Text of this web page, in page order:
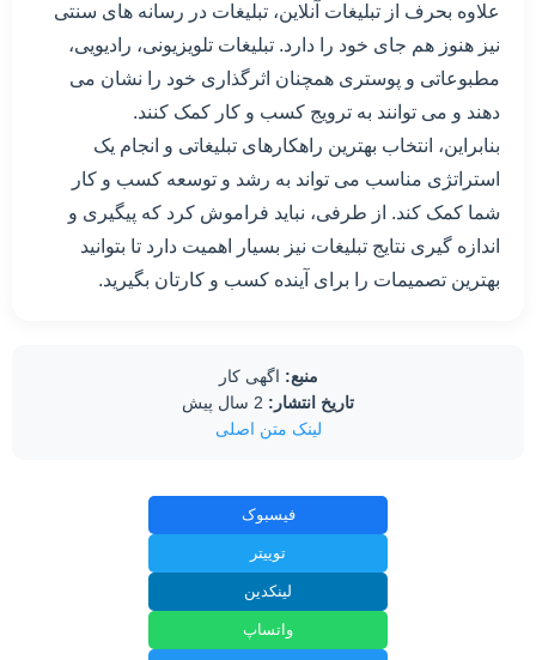
علاوه بحرف از تبلیغات آنلاین، تبلیغات در رسانه های سنتی
نیز هنوز هم جای خود را دارد. تبلیغات تلویزیونی، رادیویی،
مطبوعاتی و پوستری همچنان اثرگذاری خود را نشان می
دهند و می توانند به ترویج کسب و کار کمک کنند.
بنابراین، انتخاب بهترین راهکارهای تبلیغاتی و انجام یک
استراتژی مناسب می تواند به رشد و توسعه کسب و کار
شما کمک کند. از طرفی، نباید فراموش کرد که پیگیری و
اندازه گیری نتایج تبلیغات نیز بسیار اهمیت دارد تا بتوانید
بهترین تصمیمات را برای آینده کسب و کارتان بگیرید.
منبع: اگهی کار
تاریخ انتشار:
لینک متن اصلی
فیسبوک
توییتر
لینکدین
واتساپ